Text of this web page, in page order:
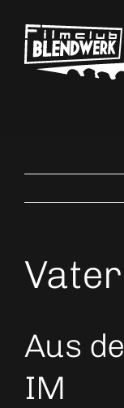
content
Aus
IM